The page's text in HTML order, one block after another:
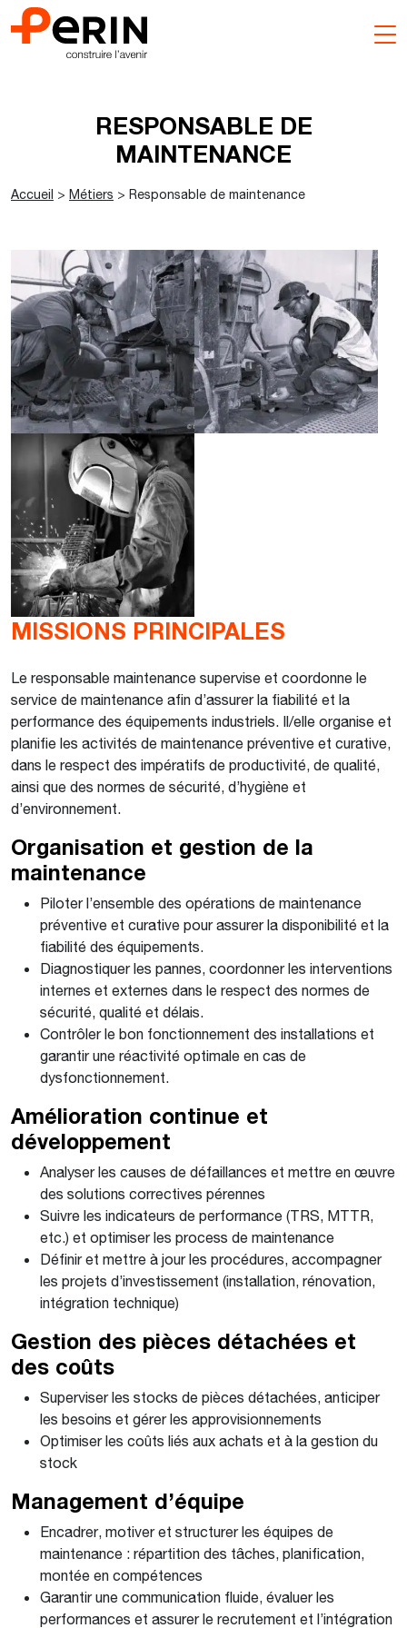
Aller
au
RESPONSABLE DE
MAINTENANCE
Accueil > Métiers > Responsable de maintenance
MISSIONS PRINCIPALES
Le responsable maintenance supervise et coordonne le
service de maintenance afin d’assurer la fiabilité et la
performance des équipements industriels. Il/elle organise et
planifie les activités de maintenance préventive et curative,
dans le respect des impératifs de productivité, de qualité,
ainsi que des normes de sécurité, d’hygiène et
d’environnement.
Organisation et gestion de la
maintenance
Piloter l’ensemble des opérations de maintenance
préventive et curative pour assurer la disponibilité et la
fiabilité des équipements.
Diagnostiquer les pannes, coordonner les interventions
internes et externes dans le respect des normes de
sécurité, qualité et délais.
Contrôler le bon fonctionnement des installations et
garantir une réactivité optimale en cas de
dysfonctionnement.
Amélioration continue et
développement
Analyser les causes de défaillances et mettre en œuvre
des solutions correctives pérennes
Suivre les indicateurs de performance (TRS, MTTR,
etc.) et optimiser les process de maintenance
Définir et mettre à jour les procédures, accompagner
les projets d’investissement (installation, rénovation,
intégration technique)
Gestion des pièces détachées et
des coûts
Superviser les stocks de pièces détachées, anticiper
les besoins et gérer les approvisionnements
Optimiser les coûts liés aux achats et à la gestion du
stock
Management d’équipe
Encadrer, motiver et structurer les équipes de
maintenance : répartition des tâches, planification,
montée en compétences
Garantir une communication fluide, évaluer les
performances et assurer le recrutement et l’intégration